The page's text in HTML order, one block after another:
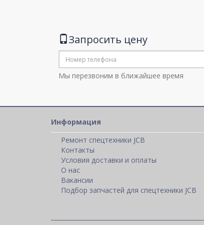
Запросить цену
Мы перезвоним в ближайшее время
Информация
Ремонт спецтехники JCB
Контакты
Условия доставки и оплаты
О нас
Вакансии
Подбор запчастей для спецтехники JCB